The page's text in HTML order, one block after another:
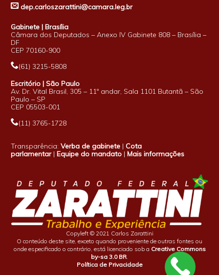
dep.carloszarattini@camara.leg.br
Gabinete | Brasília
Câmara dos Deputados – Anexo IV Gabinete 808 – Brasília –
DF
CEP 70160-900
(61) 3215-5808
Escritório | São Paulo
Av. Dr. Vital Brasil, 305 – 11º andar, Sala 1101 Butantã – São
Paulo – SP
CEP 05503-001
(11) 3765-1728
Transparência:Verba de gabinete |Cota
parlamentar|Equipe do mandato |Mais informações
Copyleft © 2021 Carlos Zarattini
O conteúdo deste site, exceto quando proveniente de outras fontes ou
onde especificado o contrário, está licenciado sob a Creative Commons
by-sa 3.0 BR
Política de Privacidade